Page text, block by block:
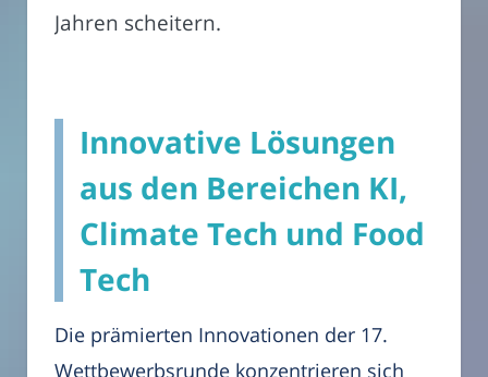
Jahren scheitern.
Innovative Lösungen
aus den Bereichen KI,
Climate Tech und Food
Tech
Die prämierten Innovationen der 17.
Wettbewerbsrunde konzentrieren sich